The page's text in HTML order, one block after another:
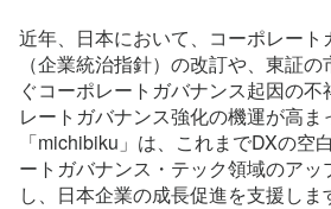
近年、日本において、コーポレート
（企業統治指針）の改訂や、東証
ぐコーポレートガバナンス起因の
レートガバナンス強化の機運が高ま
「michibiku」は、これまでDXの空
ートガバナンス・テック領域のアッ
し、日本企業の成長促進を支援しま